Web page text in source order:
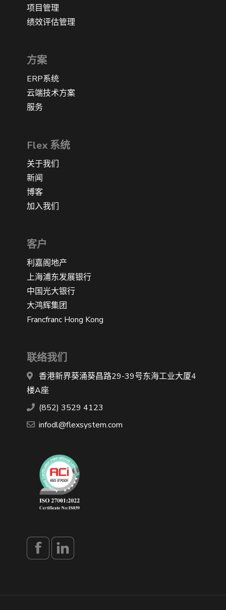
项目管理
绩效评估管理
方案
ERP系统
云端技术方案
服务
Flex 系统
关于我们
新闻
博客
加入我们
客户
利嘉阁地产
上海浦东发展银行
中国光大银行
大鸿辉集团
Francfranc Hong Kong
联络我们
香港新界葵涌葵昌路29-39号东海工业大厦4
楼A座
(852) 3529 4123
infodl@flexsystem.com